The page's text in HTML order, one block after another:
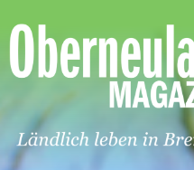
Magazin